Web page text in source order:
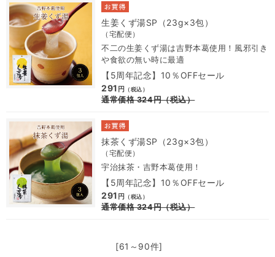
生姜くず湯SP（23g×3包）
（宅配便）
不二の生姜くず湯は吉野本葛使用！風邪引き
や食欲の無い時に最適
【5周年記念】10％OFFセール
291 円 （税込）
通常価格324円（税込）
抹茶くず湯SP（23g×3包）
（宅配便）
宇治抹茶・吉野本葛使用！
【5周年記念】10％OFFセール
291 円 （税込）
通常価格324円（税込）
[61～90件]